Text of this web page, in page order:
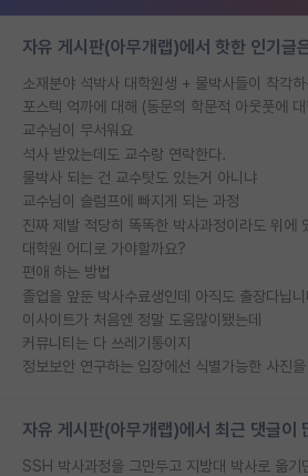
자유 게시판(아무개랩)에서 핫한 인기글
소재분야 석박사 대학원생 + 물박사들이 착각하
교수님이 무서워요
석사 받았는데도 교수랑 연락한다.
물박사 되는 건 교수탓도 있는거 아니냐
교수님이 슬럼프에 빠지게 되는 과정
대학원 어디로 가야할까요?
편애 하는 방법
졸업을 앞둔 박사수료생인데 아직도 출장다닙
이사이트가 처음엔 정말 도움많이됐는데
커뮤니티는 다 쓰레기통이지
자유 게시판(아무개랩)에서 최근 댓글이